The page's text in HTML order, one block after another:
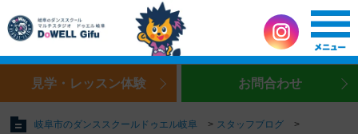
見学・レッスン体験 お問合わせ
岐阜市のダンススクールドゥエル岐阜
スタッフブログ